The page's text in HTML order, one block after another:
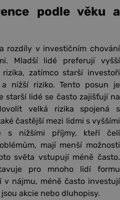
podle věku a
rozdíly v investičním chování
Mladší lidé preferují vyšší
zatímco starší investoři
nižší riziko. Tento posun je
starší lidé se často zajišťují na
velká rizika spojená s
častější mezi lidmi s vyššími
s nižšími příjmy, kteří čelí
mají menší možnosti
světa vstupují méně často.
pro mnoho lidí formu
v nájmu, méně často investují
akcie nebo dluhopisy.